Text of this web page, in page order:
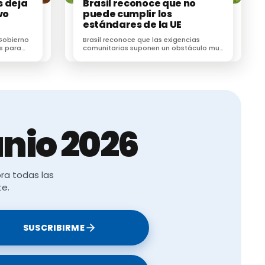
la
la PAC
las
la CE
deja
para
Brasil reconoce que no
puede cumplir los
estándares de la UE
Brasil reconoce que las exigencias
comunitarias suponen un obstáculo muy
brasileño
2026
todas las
SUSCRIBIRME